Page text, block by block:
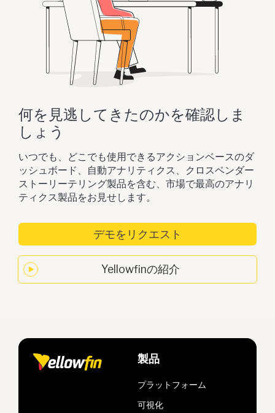
何を見逃してきたのかを確認しま
しょう
いつでも、どこでも使用できるアクションベースのダ
ッシュボード、自動アナリティクス、クロスベンダー
ストーリーテリング製品を含む、市場で最高のアナリ
ティクス製品をお見せします。
デモをリクエスト
Yellowfinの紹介
製品
プラットフォーム
可視化